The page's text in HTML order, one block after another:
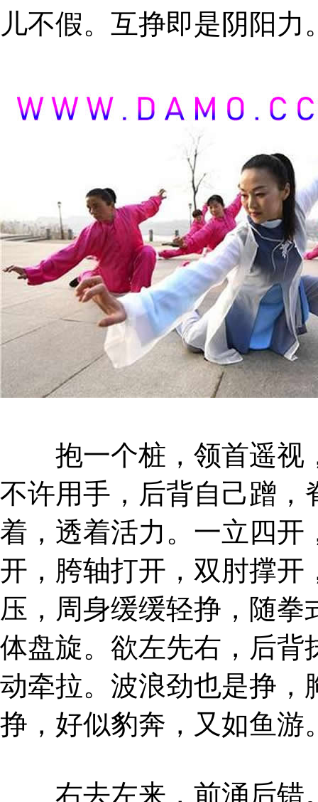
儿不假。互挣即是阴阳力
抱一个桩，领首遥视
不许用手，后背自己蹭，
着，透着活力。一立四开
开，胯轴打开，双肘撑开
压，周身缓缓轻挣，随
体盘旋。欲左先右，后背
动牵拉。波浪劲也是挣，
挣，好似豹奔，又如鱼游
右去左来，前涌后错